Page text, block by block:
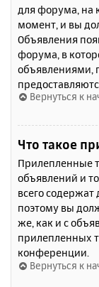
для форума, на
момент, и вы
Объявления
форума, в
объявлениями,
Вернуться к
Что такое
Прилепленные
объявлений и
всего
поэтому вы
же, как и с
прилепленных
конференции.
Вернуться к